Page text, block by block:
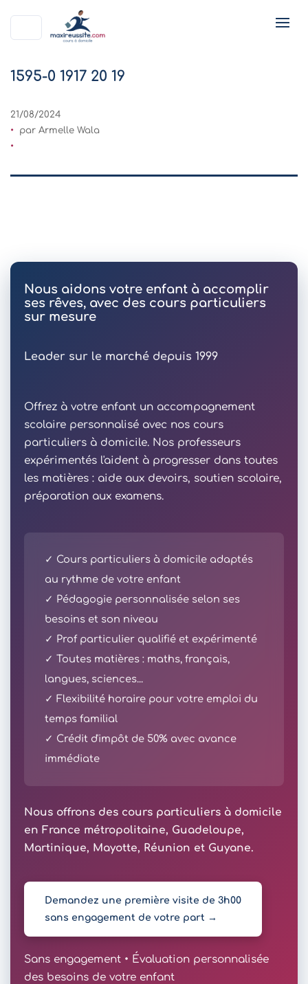
1595-0 1917 20 19
21/08/2024
par Armelle Wala
Nous aidons votre enfant à accomplir
ses rêves, avec des cours particuliers
sur mesure
Leader sur le marché depuis 1999
Offrez à votre enfant un accompagnement
scolaire personnalisé avec nos cours
particuliers à domicile. Nos professeurs
expérimentés l'aident à progresser dans toutes
les matières : aide aux devoirs, soutien scolaire,
préparation aux examens.
✓ Cours particuliers à domicile adaptés
au rythme de votre enfant
✓ Pédagogie personnalisée selon ses
besoins et son niveau
✓ Prof particulier qualifié et expérimenté
✓ Toutes matières : maths, français,
langues, sciences...
✓ Flexibilité horaire pour votre emploi du
temps familial
✓ Crédit d'impôt de 50% avec avance
immédiate
Nous offrons des cours particuliers à domicile
en France métropolitaine, Guadeloupe,
Martinique, Mayotte, Réunion et Guyane.
Demandez une première visite de 3h00
sans engagement de votre part →
Sans engagement • Évaluation personnalisée
des besoins de votre enfant